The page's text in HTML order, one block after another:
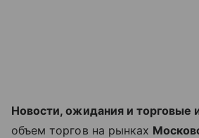
Новости, ожидания и торговые
объем торгов на рынках